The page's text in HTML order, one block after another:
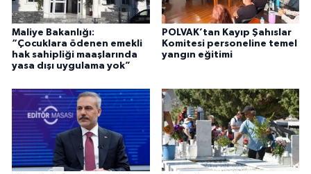
Maliye Bakanlığı:
“Çocuklara ödenen emekli
hak sahipliği maaşlarında
yasa dışı uygulama yok”
POLVAK’tan Kayıp Şahıslar
Komitesi personeline temel
yangın eğitimi